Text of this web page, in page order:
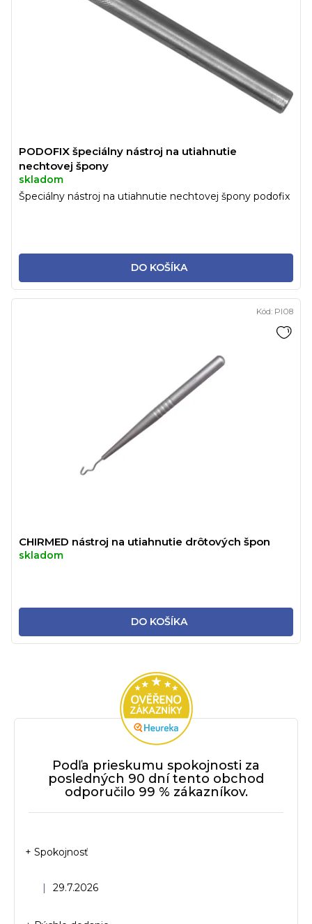
PODOFIX špeciálny nástroj na utiahnutie
nechtovej špony
skladom
DO KOŠÍKA
Špeciálny nástroj na utiahnutie nechtovej špony podofix
CHIRMED nástroj na utiahnutie drôtových špon
skladom
DO KOŠÍKA
Kód: PI08
Podľa prieskumu spokojnosti za
posledných 90 dní tento obchod
odporučilo 99 % zákazníkov.
Hodnotenie obchodu je 5 z 5 hviezdičiek.
| 29.7.2026
+ Spokojnosť